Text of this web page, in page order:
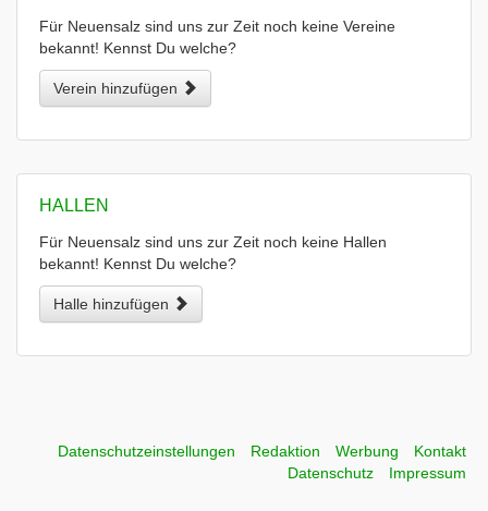
Für Neuensalz sind uns zur Zeit noch keine Vereine
bekannt! Kennst Du welche?
Verein hinzufügen
HALLEN
Für Neuensalz sind uns zur Zeit noch keine Hallen
bekannt! Kennst Du welche?
Halle hinzufügen
Datenschutzeinstellungen Redaktion Werbung
Kontakt
Datenschutz
Impressum